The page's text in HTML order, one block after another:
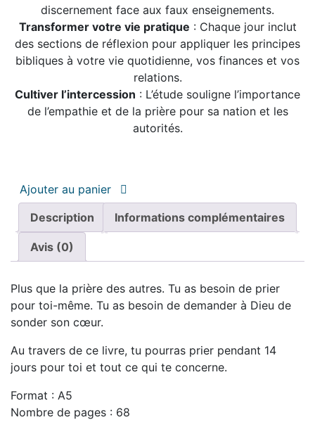
discernement face aux faux enseignements.
Transformer votre vie pratique : Chaque jour inclut
des sections de réflexion pour appliquer les principes
bibliques à votre vie quotidienne, vos finances et vos
relations.
Cultiver l’intercession : L’étude souligne l’importance
de l’empathie et de la prière pour sa nation et les
autorités.
Ajouter au panier
Description
Informations complémentaires
Avis (0)
Plus que la prière des autres. Tu as besoin de prier
pour toi-même. Tu as besoin de demander à Dieu de
sonder son cœur.
Au travers de ce livre, tu pourras prier pendant 14
jours pour toi et tout ce qui te concerne.
Format : A5
Nombre de pages : 68